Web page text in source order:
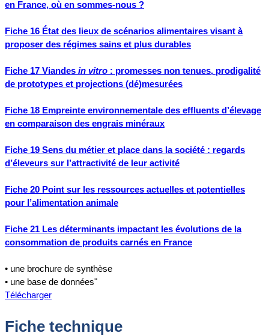
en France, où en sommes-nous ?
Fiche 16 État des lieux de scénarios alimentaires visant à
proposer des régimes sains et plus durables
Fiche 17 Viandes in vitro : promesses non tenues, prodigalité
de prototypes et projections (dé)mesurées
Fiche 18 Empreinte environnementale des effluents d’élevage
en comparaison des engrais minéraux
Fiche 19 Sens du métier et place dans la société : regards
d’éleveurs sur l’attractivité de leur activité
Fiche 20 Point sur les ressources actuelles et potentielles
pour l’alimentation animale
Fiche 21 Les déterminants impactant les évolutions de la
consommation de produits carnés en France
• une brochure de synthèse
• une base de données"
Télécharger
Fiche technique